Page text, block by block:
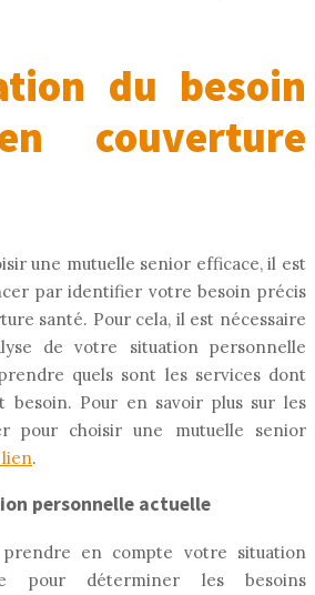
du besoin
couverture
une mutuelle senior efficace, il est
par identifier votre besoin précis
santé. Pour cela, il est nécessaire
de votre situation personnelle
quels sont les services dont
besoin. Pour en savoir plus sur les
pour choisir une mutuelle senior
.
personnelle actuelle
en compte votre situation
pour déterminer les besoins